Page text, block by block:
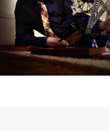
DANIEL ROTH